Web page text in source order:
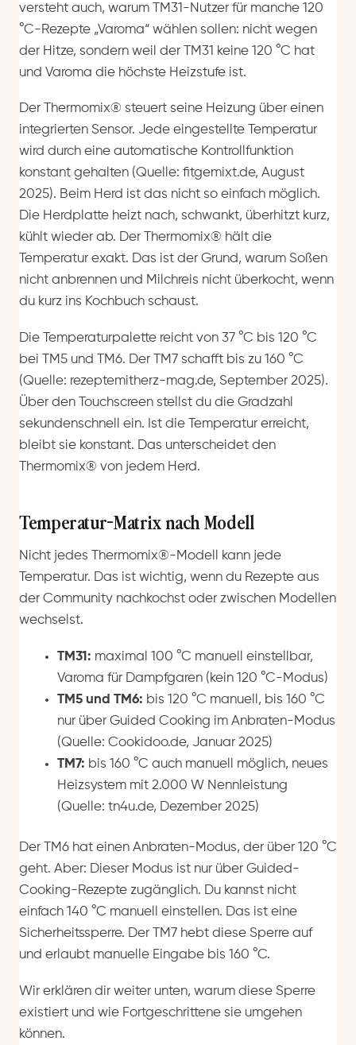
versteht auch, warum TM31-Nutzer für manche 120
°C-Rezepte „Varoma“ wählen sollen: nicht wegen
der Hitze, sondern weil der TM31 keine 120 °C hat
und Varoma die höchste Heizstufe ist.
Der Thermomix® steuert seine Heizung über einen
integrierten Sensor. Jede eingestellte Temperatur
wird durch eine automatische Kontrollfunktion
konstant gehalten (Quelle: fitgemixt.de, August
2025). Beim Herd ist das nicht so einfach möglich.
Die Herdplatte heizt nach, schwankt, überhitzt kurz,
kühlt wieder ab. Der Thermomix® hält die
Temperatur exakt. Das ist der Grund, warum Soßen
nicht anbrennen und Milchreis nicht überkocht, wenn
du kurz ins Kochbuch schaust.
Die Temperaturpalette reicht von 37 °C bis 120 °C
bei TM5 und TM6. Der TM7 schafft bis zu 160 °C
(Quelle: rezeptemitherz-mag.de, September 2025).
Über den Touchscreen stellst du die Gradzahl
sekundenschnell ein. Ist die Temperatur erreicht,
bleibt sie konstant. Das unterscheidet den
Thermomix® von jedem Herd.
Temperatur-Matrix nach Modell
Nicht jedes Thermomix®-Modell kann jede
Temperatur. Das ist wichtig, wenn du Rezepte aus
der Community nachkochst oder zwischen Modellen
wechselst.
TM31: maximal 100 °C manuell einstellbar,
Varoma für Dampfgaren (kein 120 °C-Modus)
TM5 und TM6: bis 120 °C manuell, bis 160 °C
nur über Guided Cooking im Anbraten-Modus
(Quelle: Cookidoo.de, Januar 2025)
TM7: bis 160 °C auch manuell möglich, neues
Heizsystem mit 2.000 W Nennleistung
(Quelle: tn4u.de, Dezember 2025)
Der TM6 hat einen Anbraten-Modus, der über 120 °C
geht. Aber: Dieser Modus ist nur über Guided-
Cooking-Rezepte zugänglich. Du kannst nicht
einfach 140 °C manuell einstellen. Das ist eine
Sicherheitssperre. Der TM7 hebt diese Sperre auf
und erlaubt manuelle Eingabe bis 160 °C.
Wir erklären dir weiter unten, warum diese Sperre
existiert und wie Fortgeschrittene sie umgehen
können.